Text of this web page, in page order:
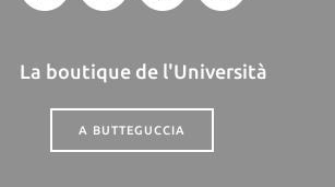
La boutique de l'Università
A BUTTEGUCCIA